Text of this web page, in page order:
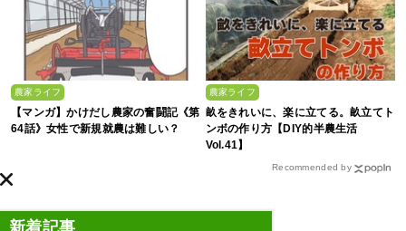
農家ライフ
【マンガ】かけだし農家の奮闘記《第
64話》女性で新規就農は難しい？
農家ライフ
畝をきれいに、楽に立てる。畝立てト
ンボの作り方【DIY的半農生活
Vol.41】
Recommended by
新着記事